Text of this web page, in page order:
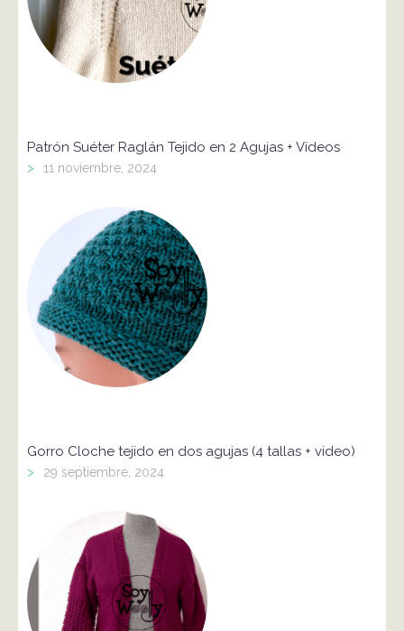
Patrón Suéter Raglán Tejido en 2 Agujas + Vídeos
> 11 noviembre, 2024
Gorro Cloche tejido en dos agujas (4 tallas + video)
> 29 septiembre, 2024